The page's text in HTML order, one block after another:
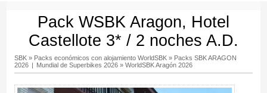
Pack WSBK Aragon, Hotel
Castellote 3* / 2 noches A.D.
SBK» Packs económicos con alojamiento WorldSBK» Packs SBK ARAGON
2026 | Mundial de Superbikes 2026» WorldSBK Aragón 2026